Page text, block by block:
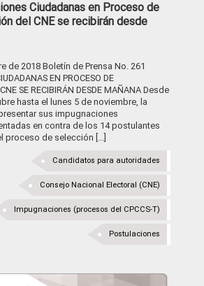
Ciudadanas en Proceso de
del CNE se recibirán desde
de 2018 Boletín de Prensa No. 261
EN PROCESO DE
SE RECIBIRÁN DESDE MAÑANA Desde
hasta el lunes 5 de noviembre, la
sus impugnaciones
en contra de los 14 postulantes
proceso de selección [...]
Candidatos para autoridades
Consejo Nacional Electoral (CNE)
Impugnaciones (procesos del CPCCS-T)
Postulaciones